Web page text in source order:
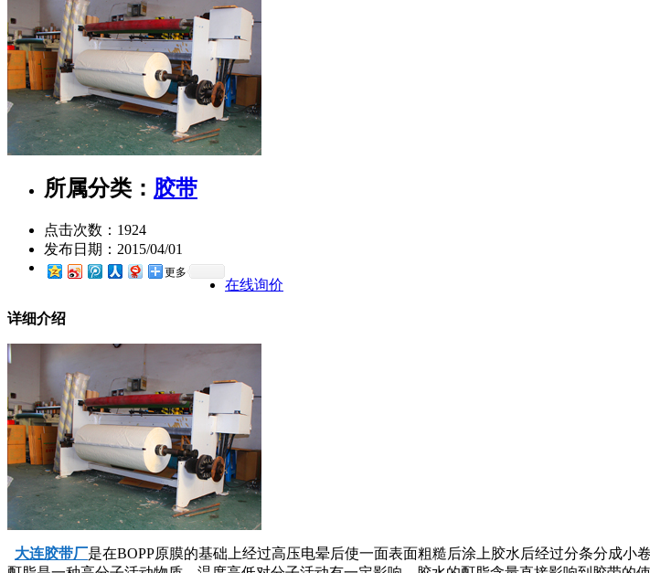
所属分类： 胶带
点击次数： 1924
发布日期： 2015/04/01
更多
在线询价
详细介绍
大连胶带厂是在BOPP原膜的基础上经过高压电晕后使一面表面粗糙后涂上胶水后经过分条分成小